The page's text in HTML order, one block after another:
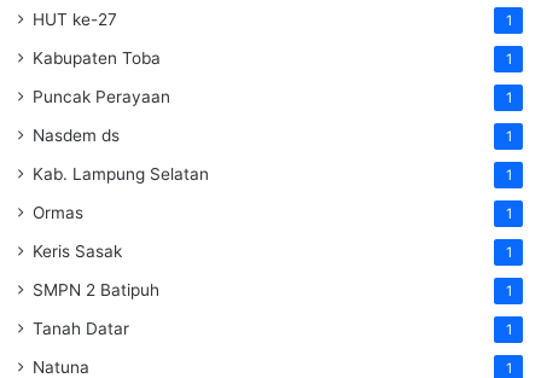
HUT ke-27 1
Kabupaten Toba 1
Puncak Perayaan 1
Nasdem ds 1
Kab. Lampung Selatan 1
Ormas 1
Keris Sasak 1
SMPN 2 Batipuh 1
Tanah Datar 1
Natuna 1